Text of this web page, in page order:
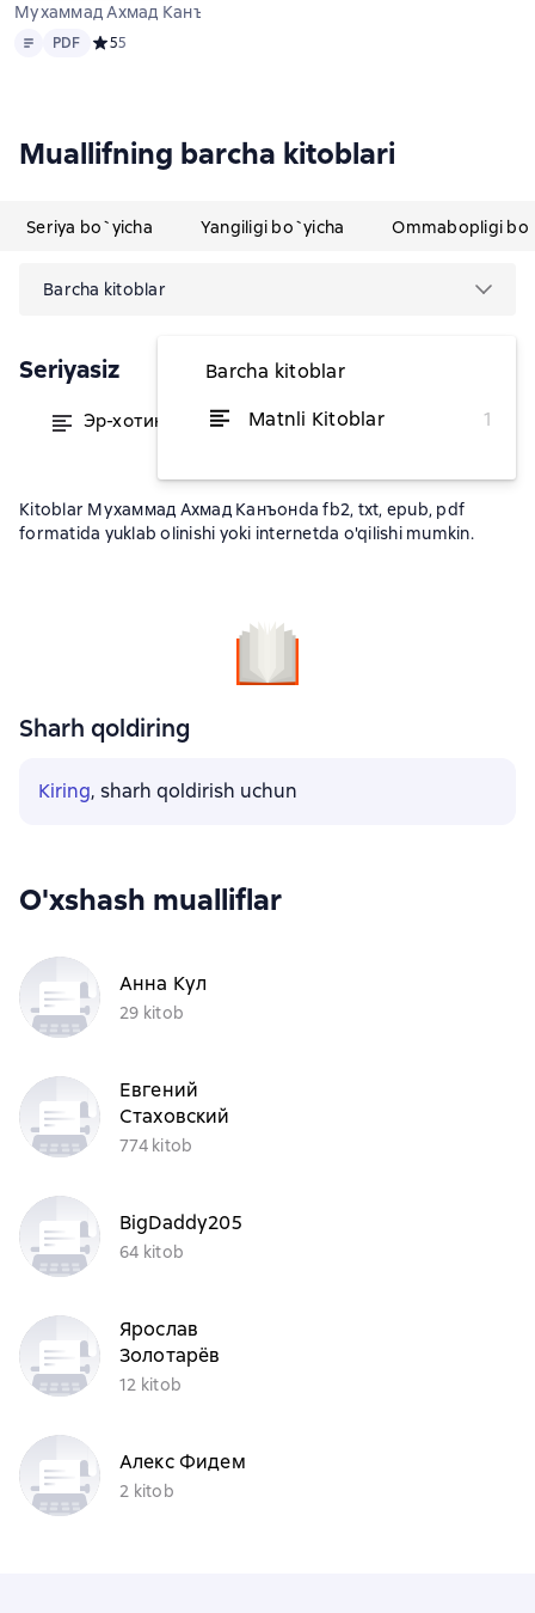
Мухаммад Ахмад Канъон
Matn PDF
PDF Средний рейтинг 5 на основе 5 оценок
55
Muallifning barcha kitoblari
Seriya bo`yicha Yangiligi bo`yicha Ommabopligi
Barcha kitoblar
Barcha kitoblar
Matnli Kitoblar
1
Seriyasiz
Эр-хотинлик асослари dan 28 692,38 soʻm
Kitoblar Мухаммад Ахмад Канъонda fb2, txt, epub, pdf
formatida yuklab olinishi yoki internetda o'qilishi mumkin.
Sharh qoldiring
Kiring, sharh qoldirish uchun
O'xshash mualliflar
Анна Кул
29 kitob
Евгений
Стаховский
774 kitob
BigDaddy205
64 kitob
Ярослав
Золотарёв
12 kitob
Алекс Фидем
2 kitob